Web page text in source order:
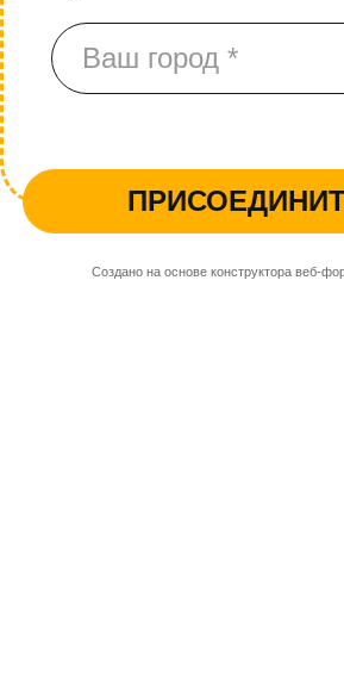
Создано на основе конструктора веб-